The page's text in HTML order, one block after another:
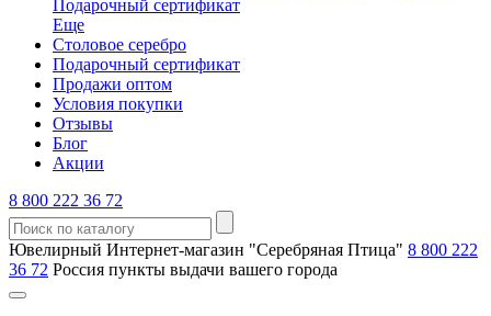
Подарочный сертификат
Еще
Столовое серебро
Подарочный сертификат
Продажи оптом
Условия покупки
Отзывы
Блог
Акции
8 800 222 36 72
Ювелирный Интернет-магазин "Серебряная Птица" 8 800 222
36 72 Россия пункты выдачи вашего города